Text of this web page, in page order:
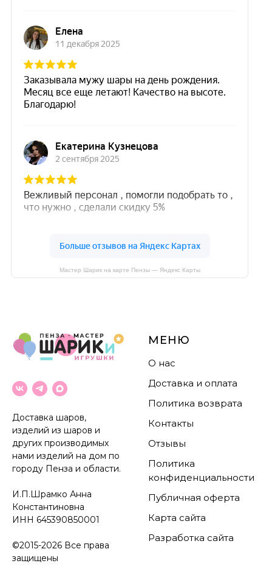
Мастер Шарик на карте Пензы — Яндекс Карты
Доставка шаров,
изделий из шаров и
других производимых
нами изделий на дом по
городу Пенза и области.
И.П.Шрамко Анна
Константиновна
ИНН 645390850001
©2015-2026 Все права
защищены
МЕНЮ
О нас
Доставка и оплата
Политика возврата
Контакты
Отзывы
Политика
конфиденциальности
Публичная оферта
Карта сайта
Разработка сайта